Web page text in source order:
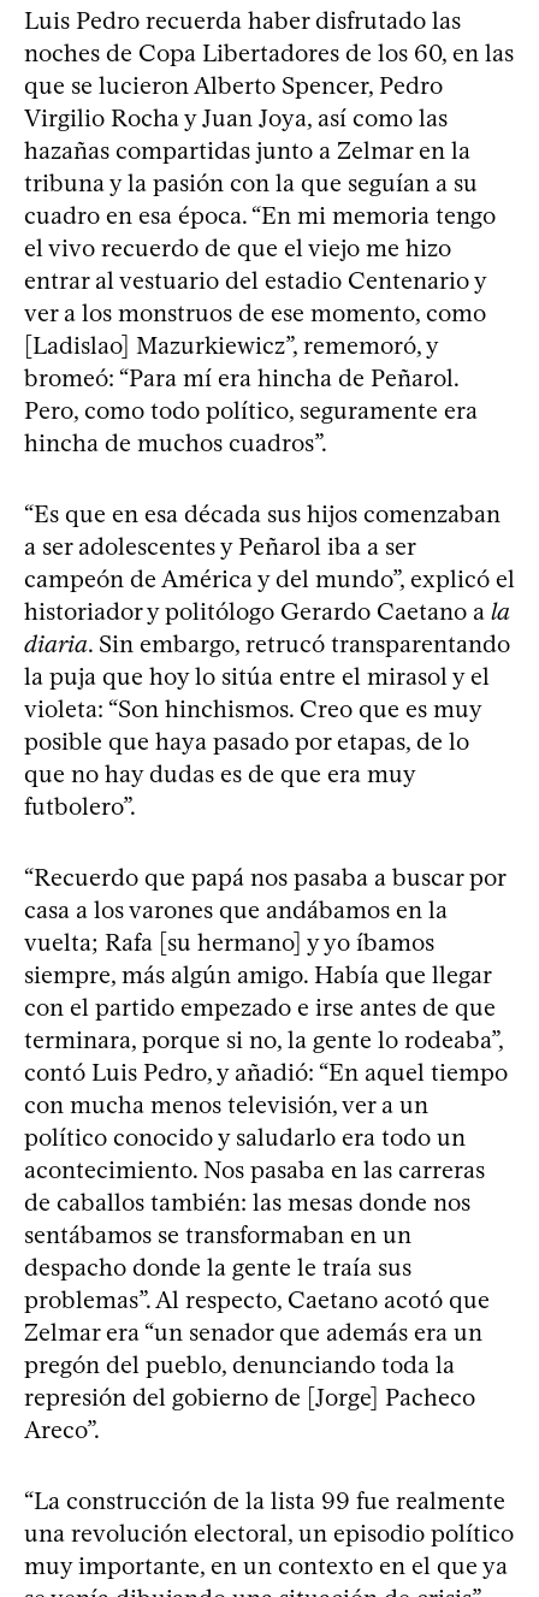
Luis Pedro recuerda haber disfrutado las
noches de Copa Libertadores de los 60, en las
que se lucieron Alberto Spencer, Pedro
Virgilio Rocha y Juan Joya, así como las
hazañas compartidas junto a Zelmar en la
tribuna y la pasión con la que seguían a su
cuadro en esa época. “En mi memoria tengo
el vivo recuerdo de que el viejo me hizo
entrar al vestuario del estadio Centenario y
ver a los monstruos de ese momento, como
[Ladislao] Mazurkiewicz”, rememoró, y
bromeó: “Para mí era hincha de Peñarol.
Pero, como todo político, seguramente era
hincha de muchos cuadros”.
“Es que en esa década sus hijos comenzaban
a ser adolescentes y Peñarol iba a ser
campeón de América y del mundo”, explicó el
historiador y politólogo Gerardo Caetano a la
diaria. Sin embargo, retrucó transparentando
la puja que hoy lo sitúa entre el mirasol y el
violeta: “Son hinchismos. Creo que es muy
posible que haya pasado por etapas, de lo
que no hay dudas es de que era muy
futbolero”.
“Recuerdo que papá nos pasaba a buscar por
casa a los varones que andábamos en la
vuelta; Rafa [su hermano] y yo íbamos
siempre, más algún amigo. Había que llegar
con el partido empezado e irse antes de que
terminara, porque si no, la gente lo rodeaba”,
contó Luis Pedro, y añadió: “En aquel tiempo
con mucha menos televisión, ver a un
político conocido y saludarlo era todo un
acontecimiento. Nos pasaba en las carreras
de caballos también: las mesas donde nos
sentábamos se transformaban en un
despacho donde la gente le traía sus
problemas”. Al respecto, Caetano acotó que
Zelmar era “un senador que además era un
pregón del pueblo, denunciando toda la
represión del gobierno de [Jorge] Pacheco
Areco”.
“La construcción de la lista 99 fue realmente
una revolución electoral, un episodio político
muy importante, en un contexto en el que ya